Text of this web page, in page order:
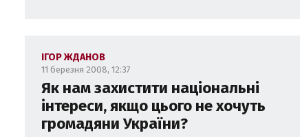
ІГОР ЖДАНОВ
11 березня 2008, 12:37
Як нам захистити національні
інтереси, якщо цього не хочуть
громадяни України?